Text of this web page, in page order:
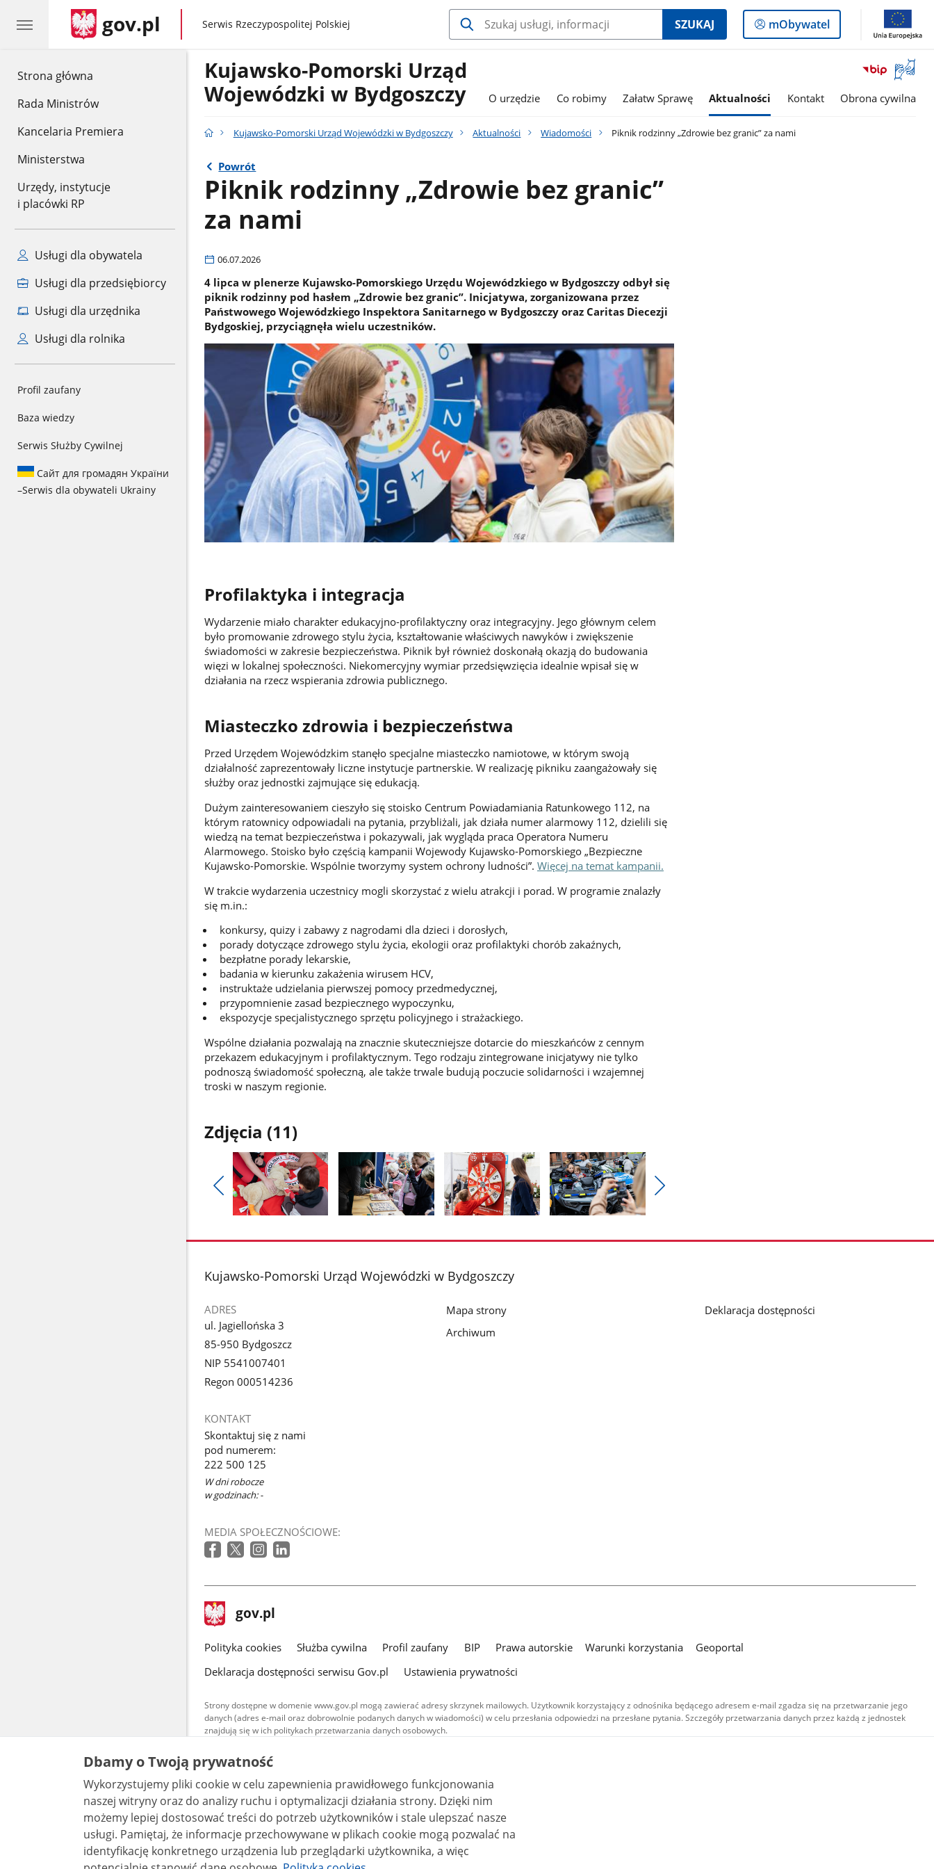
Strona główna
Rada Ministrów
Kancelaria Premiera
Ministerstwa
Urzędy, instytucje
i placówki RP
Usługi dla obywatela
Usługi dla przedsiębiorcy
Usługi dla urzędnika
Usługi dla rolnika
Profil zaufany
Baza wiedzy
Serwis Służby Cywilnej
Сайт для громадян України
–Serwis dla obywateli Ukrainy
gov.pl gov.pl
Serwis Rzeczypospolitej Polskiej SZUKAJ
Logowanie
do
mObywatel
Otwórz
okno
z
Kujawsko-Pomorski Urząd
Wojewódzki w Bydgoszczy
O urzędzie Co robimy Załatw Sprawę Aktualności Kontakt Obrona cywilna
Kujawsko-Pomorski Urząd Wojewódzki w Bydgoszczy Aktualności Wiadomości Piknik rodzinny „Zdrowie bez granic” za nami
Powrót
Piknik rodzinny „Zdrowie bez granic”
za nami
06.07.2026
4 lipca w plenerze Kujawsko-Pomorskiego Urzędu Wojewódzkiego w Bydgoszczy odbył się
piknik rodzinny pod hasłem „Zdrowie bez granic”. Inicjatywa, zorganizowana przez
Państwowego Wojewódzkiego Inspektora Sanitarnego w Bydgoszczy oraz Caritas Diecezji
Bydgoskiej, przyciągnęła wielu uczestników.
Profilaktyka i integracja
Wydarzenie miało charakter edukacyjno-profilaktyczny oraz integracyjny. Jego głównym celem
było promowanie zdrowego stylu życia, kształtowanie właściwych nawyków i zwiększenie
świadomości w zakresie bezpieczeństwa. Piknik był również doskonałą okazją do budowania
więzi w lokalnej społeczności. Niekomercyjny wymiar przedsięwzięcia idealnie wpisał się w
działania na rzecz wspierania zdrowia publicznego.
Miasteczko zdrowia i bezpieczeństwa
Przed Urzędem Wojewódzkim stanęło specjalne miasteczko namiotowe, w którym swoją
działalność zaprezentowały liczne instytucje partnerskie. W realizację pikniku zaangażowały się
służby oraz jednostki zajmujące się edukacją.
Dużym zainteresowaniem cieszyło się stoisko Centrum Powiadamiania Ratunkowego 112, na
którym ratownicy odpowiadali na pytania, przybliżali, jak działa numer alarmowy 112, dzielili się
wiedzą na temat bezpieczeństwa i pokazywali, jak wygląda praca Operatora Numeru
Alarmowego. Stoisko było częścią kampanii Wojewody Kujawsko-Pomorskiego „Bezpieczne
Kujawsko-Pomorskie. Wspólnie tworzymy system ochrony ludności”. Więcej na temat kampanii.
W trakcie wydarzenia uczestnicy mogli skorzystać z wielu atrakcji i porad. W programie znalazły
się m.in.:
konkursy, quizy i zabawy z nagrodami dla dzieci i dorosłych,
porady dotyczące zdrowego stylu życia, ekologii oraz profilaktyki chorób zakaźnych,
bezpłatne porady lekarskie,
badania w kierunku zakażenia wirusem HCV,
instruktaże udzielania pierwszej pomocy przedmedycznej,
przypomnienie zasad bezpiecznego wypoczynku,
ekspozycje specjalistycznego sprzętu policyjnego i strażackiego.
Wspólne działania pozwalają na znacznie skuteczniejsze dotarcie do mieszkańców z cennym
przekazem edukacyjnym i profilaktycznym. Tego rodzaju zintegrowane inicjatywy nie tylko
podnoszą świadomość społeczną, ale także trwale budują poczucie solidarności i wzajemnej
troski w naszym regionie.
Zdjęcia (11)
Pokaż
poprzednie
galerii.
galerii.
galerii.
stopka
Kujawsko-Pomorski Urząd Wojewódzki w Bydgoszczy
ADRES
ul. Jagiellońska 3
85-950 Bydgoszcz
NIP 5541007401
Regon 000514236
KONTAKT
Skontaktuj się z nami
pod numerem:
222 500 125
W dni robocze
w godzinach: -
MEDIA SPOŁECZNOŚCIOWE:
Mapa strony
Archiwum
Deklaracja dostępności
stopka
gov.pl Strona
gov.pl
gov.pl
Polityka cookies Służba cywilna Profil zaufany BIP Prawa autorskie Warunki korzystania
Geoportal
Deklaracja dostępności serwisu Gov.pl
Ustawienia prywatności
Strony dostępne w domenie www.gov.pl mogą zawierać adresy skrzynek mailowych. Użytkownik korzystający z odnośnika będącego adresem e-mail zgadza się na przetwarzanie jego
danych (adres e-mail oraz dobrowolnie podanych danych w wiadomości) w celu przesłania odpowiedzi na przesłane pytania. Szczegóły przetwarzania danych przez każdą z jednostek
znajdują się w ich politykach przetwarzania danych osobowych.
Treści tekstowe publikowane w serwisie (z wyłączeniem treści audiowizualnych), są
udostępniane na licencji typu Creative Commons: uznanie autorstwa - na tych samych
warunkach 4.0 (CC BY-SA 4.0). Materiały audiowizualne, w tym zdjęcia, materiały audio i wideo,
są udostępniane na licencji typu Creative Commons: uznanie autorstwa użycie niekomercyjne -
bez utworów zależnych 4.0 (CC BY-NC-ND 4.0), o ile nie jest to stwierdzone inaczej.
Dbamy o Twoją prywatność
Wykorzystujemy pliki cookie w celu zapewnienia prawidłowego funkcjonowania
naszej witryny oraz do analizy ruchu i optymalizacji działania strony. Dzięki nim
możemy lepiej dostosować treści do potrzeb użytkowników i stale ulepszać nasze
usługi. Pamiętaj, że informacje przechowywane w plikach cookie mogą pozwalać na
identyfikację konkretnego urządzenia lub przeglądarki użytkownika, a więc